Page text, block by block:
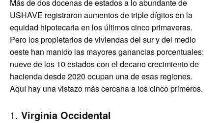
Más de dos docenas de estados a lo abundante de
USHAVE registraron aumentos de triple dígitos en la
equidad hipotecaria en los últimos cinco primaveras.
Pero los propietarios de viviendas del sur y del medio
oeste han manido las mayores ganancias porcentuales:
nueve de los 10 estados con el decano crecimiento de
hacienda desde 2020 ocupan una de esas regiones.
Aquí hay una vistazo más cercana a los cinco primeros.
1. Virginia Occidental